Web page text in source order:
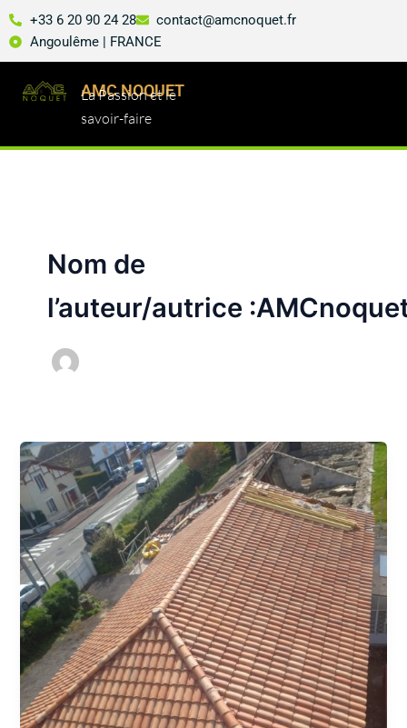
Aller
au
contenu
+33 6 20 90 24 28
contact@amcnoquet.fr
Angoulême | FRANCE
AMC NOQUET
La Passion et le
savoir-faire
Nom de
l’auteur/autrice